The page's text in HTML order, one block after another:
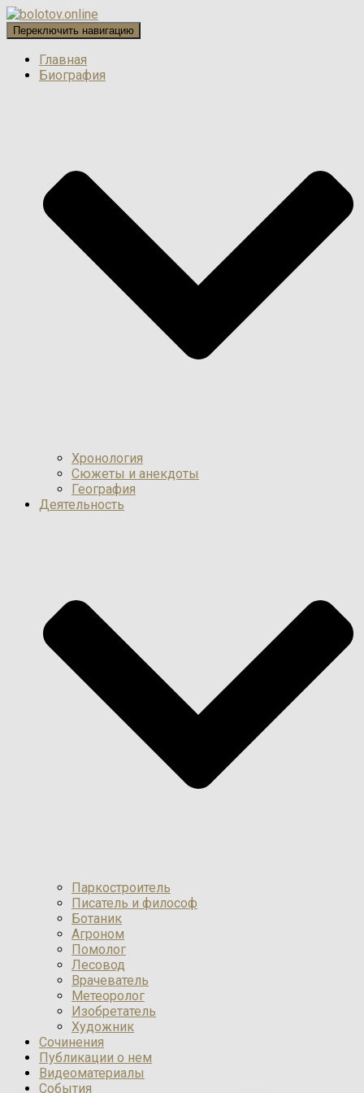
Переключить навигацию
Главная
Биография
Хронология
Сюжеты и анекдоты
География
Деятельность
Паркостроитель
Писатель и философ
Ботаник
Агроном
Помолог
Лесовод
Врачеватель
Метеоролог
Изобретатель
Художник
Сочинения
Публикации о нем
Видеоматериалы
События